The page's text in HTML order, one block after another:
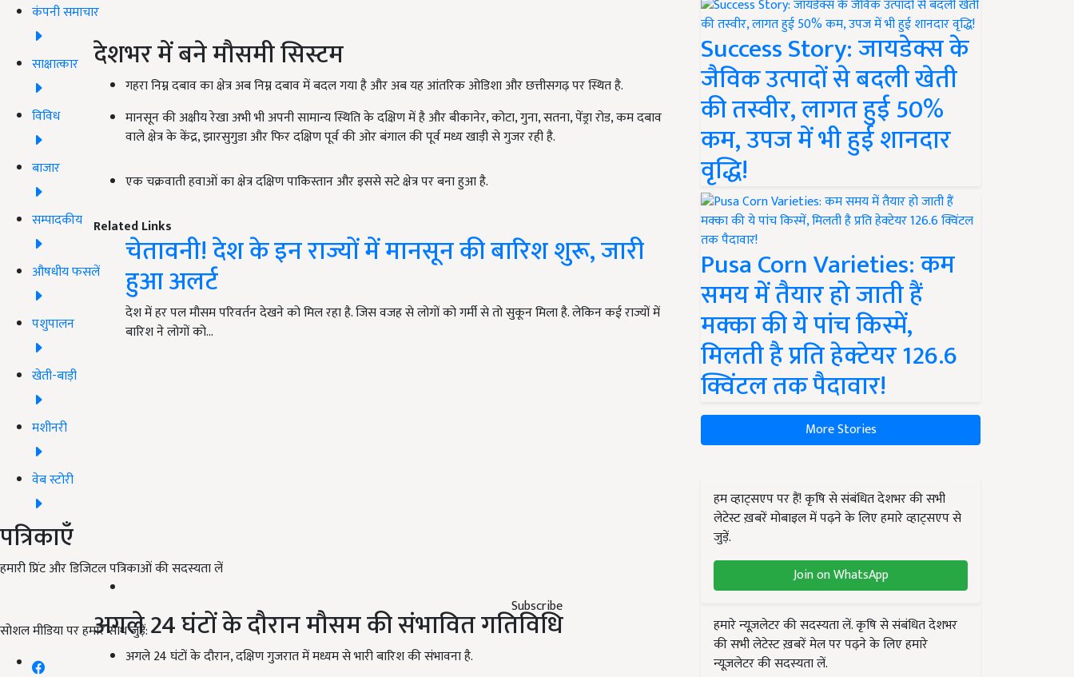
कंपनी समाचार
साक्षात्कार
विविध
बाजार
सम्पादकीय
औषधीय फसलें
पशुपालन
खेती-बाड़ी
मशीनरी
वेब स्टोरी
पत्रिकाएँ
हमारी प्रिंट और डिजिटल पत्रिकाओं की सदस्यता लें
Subscribe
सोशल मीडिया पर हमारे साथ जुड़ें:
देशभर में बने मौसमी सिस्टम
गहरा निम्न दबाव का क्षेत्र अब निम्न दबाव में बदल गया है और अब यह आंतरिक ओडिशा और छत्तीसगढ़ पर स्थित है.
मानसून की अक्षीय रेखा अभी भी अपनी सामान्य स्थिति के दक्षिण में है और बीकानेर, कोटा, गुना, सतना, पेंड्रा रोड, कम दबाव
वाले क्षेत्र के केंद्र, झारसुगुडा और फिर दक्षिण पूर्व की ओर बंगाल की पूर्व मध्य खाड़ी से गुजर रही है.
एक चक्रवाती हवाओं का क्षेत्र दक्षिण पाकिस्तान और इससे सटे क्षेत्र पर बना हुआ है.
Related Links
चेतावनी! देश के इन राज्यों में मानसून की बारिश शुरू, जारी
हुआ अलर्ट
देश में हर पल मौसम परिवर्तन देखने को मिल रहा है. जिस वजह से लोगों को गर्मी से तो सुकून मिला है. लेकिन कई राज्यों में
बारिश ने लोगों को…
अगले 24 घंटों के दौरान मौसम की संभावित गतिविधि
अगले 24 घंटों के दौरान, दक्षिण गुजरात में मध्यम से भारी बारिश की संभावना है.
Success Story: जायडेक्स के
जैविक उत्पादों से बदली खेती
की तस्वीर, लागत हुई 50%
कम, उपज में भी हुई शानदार
वृद्धि!
Pusa Corn Varieties: कम
समय में तैयार हो जाती हैं
मक्का की ये पांच किस्में,
मिलती है प्रति हेक्टेयर 126.6
क्विंटल तक पैदावार!
More Stories
हम व्हाट्सएप पर हैं! कृषि से संबंधित देशभर की सभी
लेटेस्ट ख़बरें मोबाइल में पढ़ने के लिए हमारे व्हाट्सएप से
जुड़ें.
Join on WhatsApp
हमारे न्यूज़लेटर की सदस्यता लें. कृषि से संबंधित देशभर
की सभी लेटेस्ट ख़बरें मेल पर पढ़ने के लिए हमारे
न्यूज़लेटर की सदस्यता लें.